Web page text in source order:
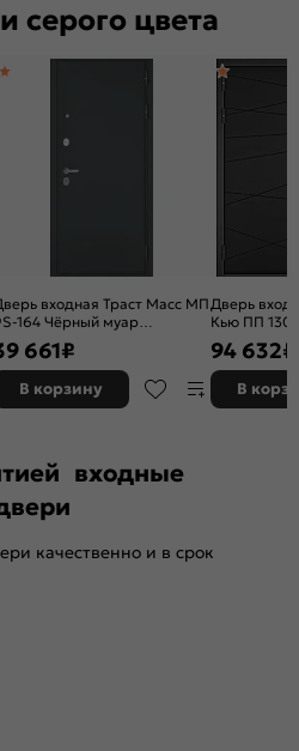
серого цвета
входная Траст Масс МП
164 Чёрный муар
Графит софт, с
2 замка, с ночной
661₽
В корзину
Дверь
Кью ПП 130
Чёрный
серый, 2
94 632₽
В
входные
качественно и в срок